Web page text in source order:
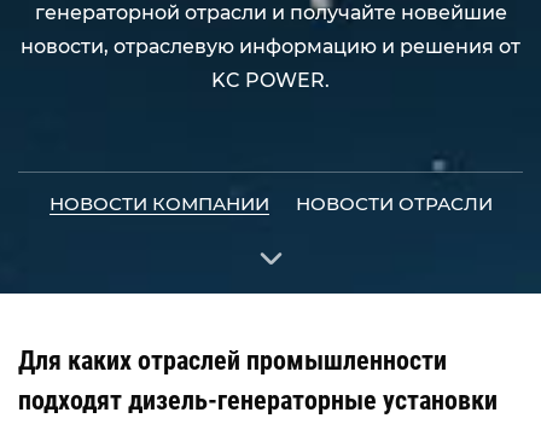
генераторной отрасли и получайте новейшие
новости, отраслевую информацию и решения от
KC POWER.
НОВОСТИ КОМПАНИИ НОВОСТИ ОТРАСЛИ
Для каких отраслей промышленности
подходят дизель-генераторные установки